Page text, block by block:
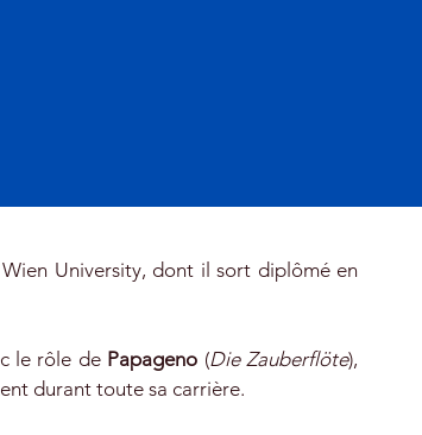
University, dont il sort diplômé en
le rôle de Papageno (Die Zauberflöte),
durant toute sa carrière.